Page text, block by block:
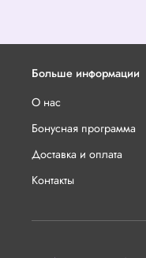
Больше информации
О нас
Бонусная программа
Доставка и оплата
Контакты